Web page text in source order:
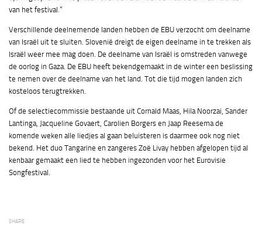
van het festival.”
Verschillende deelnemende landen hebben de EBU verzocht om deelname
van Israël uit te sluiten. Slovenië dreigt de eigen deelname in te trekken als
Israël weer mee mag doen. De deelname van Israël is omstreden vanwege
de oorlog in Gaza. De EBU heeft bekendgemaakt in de winter een beslissing
te nemen over de deelname van het land. Tot die tijd mogen landen zich
kosteloos terugtrekken.
Of de selectiecommissie bestaande uit Cornald Maas, Hila Noorzai, Sander
Lantinga, Jacqueline Govaert, Carolien Borgers en Jaap Reesema de
komende weken alle liedjes al gaan beluisteren is daarmee ook nog niet
bekend. Het duo Tangarine en zangeres Zoë Livay hebben afgelopen tijd al
kenbaar gemaakt een lied te hebben ingezonden voor het Eurovisie
Songfestival.
SHARE